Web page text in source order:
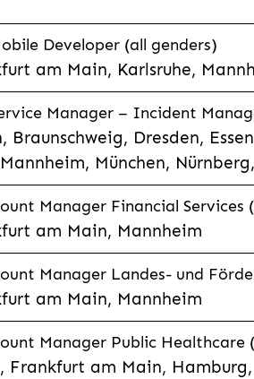
Developer (all genders)
am Main, Karlsruhe,
Manager – Incident
Braunschweig, Dresden,
München,
Manager Financial Services
am Main, Mannheim
Manager Landes- und
am Main, Mannheim
Manager Public Healthcare
Frankfurt am Main,